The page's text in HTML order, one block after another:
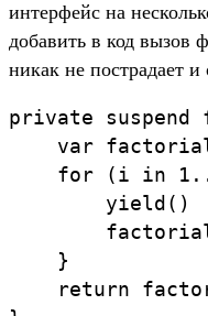
интерфейс на
добавить в код вызов
никак не пострадает
private suspend
var
for (i in
        yield()
    }
return